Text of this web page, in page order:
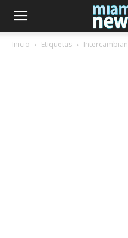
Inicio Etiquetas Intercambian